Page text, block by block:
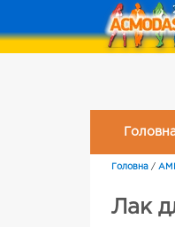
Головна /
Лак